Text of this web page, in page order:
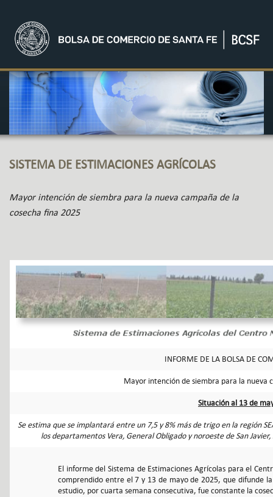
SISTEMA DE ESTIMACIONES AGRÍCOLAS
Mayor intención de siembra para la nueva campaña de la
cosecha fina 2025
INFORME DE LA BOLSA DE
Mayor intención de siembra para la nueva
Situación al 13 de
Se estima que se implantará entre un 7,5 y 8% más de trigo en la región
los departamentos Vera, General Obligado y noroeste de San
El informe del Sistema de Estimaciones Agrícolas para el
comprendido entre el 7 y 13 de mayo de 2025, que difunde
estudio, por cuarta semana consecutiva, fue constante la